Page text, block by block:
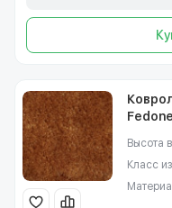
Высота
Класс